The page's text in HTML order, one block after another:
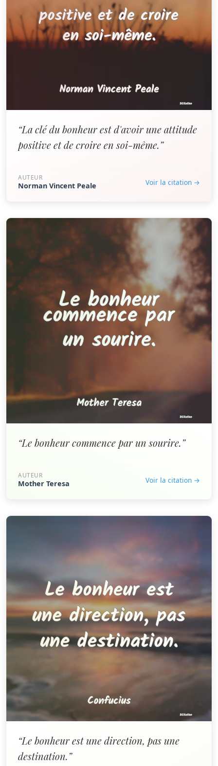
“La clé du bonheur est d'avoir une attitude
positive et de croire en soi-même.”
AUTEUR
Norman Vincent Peale Voir la citation →
“Le bonheur commence par un sourire.”
AUTEUR
Mother Teresa Voir la citation →
“Le bonheur est une direction, pas une
destination.”